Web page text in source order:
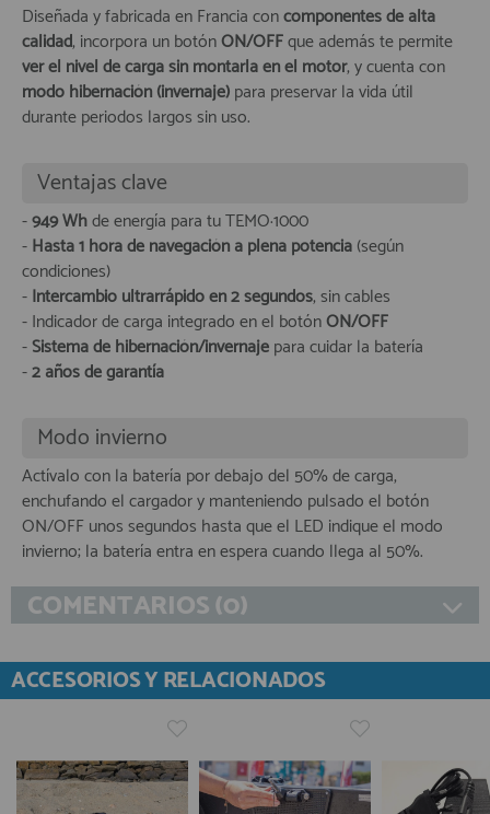
Diseñada y fabricada en Francia concomponentes de alta
calidad, incorpora un botónON/OFFque además te permite
ver el nivel de carga sin montarla en el motor, y cuenta con
modo hibernación (invernaje)para preservar la vida útil
durante periodos largos sin uso.
Ventajas clave
-949 Whde energía para tu TEMO·1000
-Hasta 1 hora de navegación a plena potencia(según
condiciones)
-Intercambio ultrarrápido en 2 segundos, sin cables
- Indicador de carga integrado en el botónON/OFF
-Sistema de hibernación/invernajepara cuidar la batería
-2 años de garantía
Modo invierno
Actívalo con la batería por debajo del 50% de carga,
enchufando el cargador y manteniendo pulsado el botón
ON/OFF unos segundos hasta que el LED indique el modo
invierno; la batería entra en espera cuando llega al 50%.
COMENTARIOS (0)
ACCESORIOS Y RELACIONADOS